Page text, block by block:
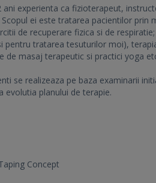
ani experienta ca fizioterapeut,
ei este tratarea pacientilor prin
de recuperare fizica si de
tratarea tesuturilor moi),
de masaj terapeutic si practici yoga
se realizeaza pe baza examinarii
evolutia planului de terapie.
Concept